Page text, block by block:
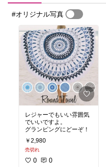
#オリジナル写真
レジャーでもいい雰囲気
でいいですよ。
グランピングにどーぞ！
￥2,980
売切れ
0 0